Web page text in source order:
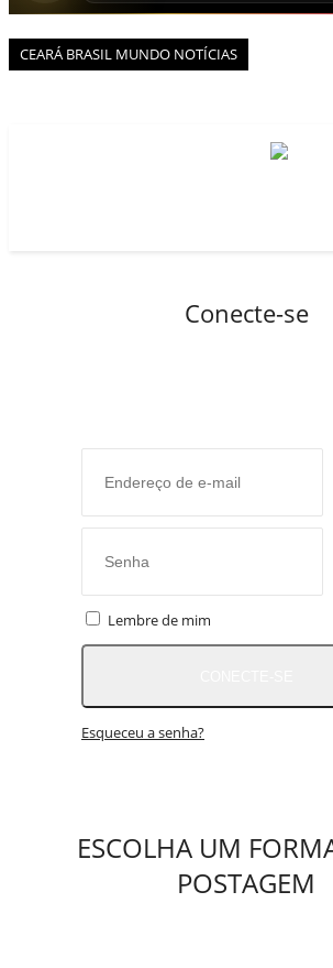
CEARÁ BRASIL MUNDO NOTÍCIAS
CEARÁ BRASIL MUNDO 1
BRASIL DE FATO
Conecte-se
Lembre de mim
Esqueceu a senha?
ESCOLHA UM
POSTAGEM